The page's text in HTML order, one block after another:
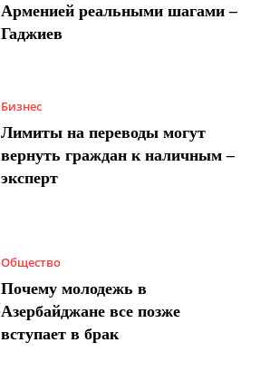
Арменией реальными шагами –
Гаджиев
Бизнес
Лимиты на переводы могут
вернуть граждан к наличным –
эксперт
Общество
Почему молодежь в
Азербайджане все позже
вступает в брак